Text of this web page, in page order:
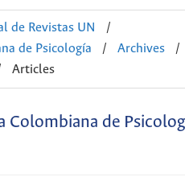
de Revistas UN
/
de Psicología
/ Archives
/
Articles
Colombiana de